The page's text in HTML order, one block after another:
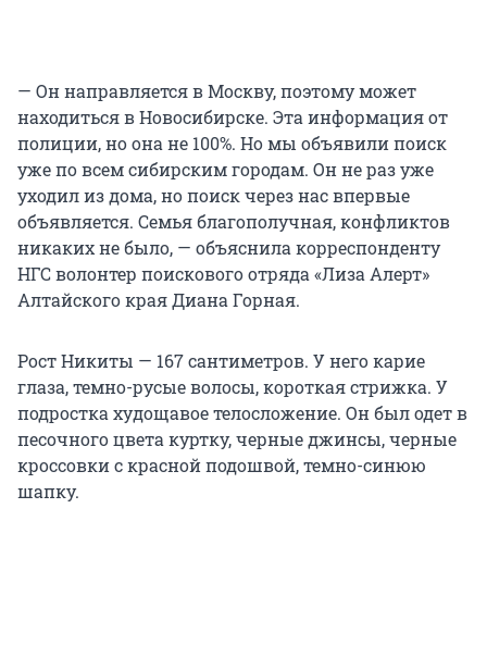
— Он направляется в Москву, поэтому может
находиться в Новосибирске. Эта информация от
полиции, но она не 100%. Но мы объявили поиск
уже по всем сибирским городам. Он не раз уже
уходил из дома, но поиск через нас впервые
объявляется. Семья благополучная, конфликтов
никаких не было, — объяснила корреспонденту
НГС волонтер поискового отряда «Лиза Алерт»
Алтайского края Диана Горная.
Рост Никиты — 167 сантиметров. У него карие
глаза, темно-русые волосы, короткая стрижка. У
подростка худощавое телосложение. Он был одет в
песочного цвета куртку, черные джинсы, черные
кроссовки с красной подошвой, темно-синюю
шапку.